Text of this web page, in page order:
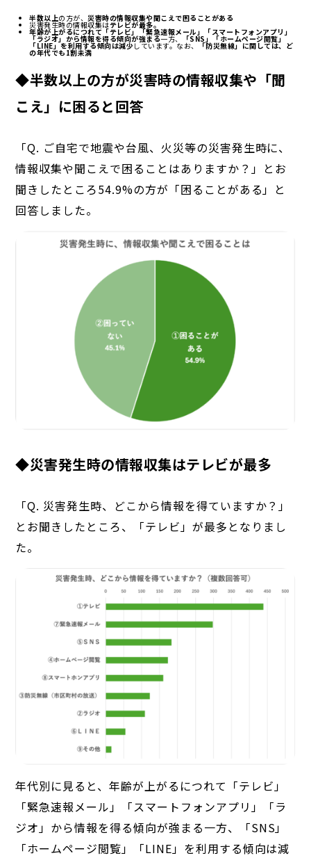
半数以上の方が、災害時の情報収集や聞こえで困ることがある
災害発生時の情報収集はテレビが最多。
年齢が上がるにつれて「テレビ」「緊急速報メール」「スマートフォンアプリ」
「ラジオ」から情報を得る傾向が強まる一方、 「SNS」「ホームページ閲覧」
「LINE」を利用する傾向は減少しています。なお、 「防災無線」に関しては、ど
の年代でも1割未満
◆半数以上の方が災害時の情報収集や「聞
こえ」に困ると回答
「Q. ご自宅で地震や台風、火災等の災害発生時に、
情報収集や聞こえで困ることはありますか？」とお
聞きしたところ54.9%の方が「困ることがある」と
回答しました。
◆災害発生時の情報収集はテレビが最多
「Q. 災害発生時、どこから情報を得ていますか？」
とお聞きしたところ、「テレビ」が最多となりまし
た。
年代別に見ると、年齢が上がるにつれて「テレビ」
「緊急速報メール」「スマートフォンアプリ」「ラ
ジオ」から情報を得る傾向が強まる一方、「SNS」
「ホームページ閲覧」「LINE」を利用する傾向は減